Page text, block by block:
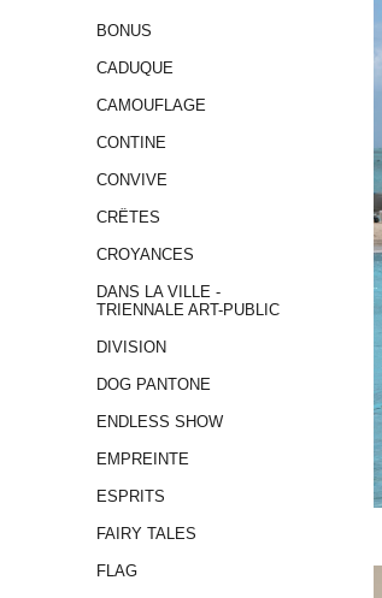
BONUS
CADUQUE
CAMOUFLAGE
CONTINE
CONVIVE
CRÊTES
CROYANCES
DANS LA VILLE -
TRIENNALE ART-PUBLIC
DIVISION
DOG PANTONE
ENDLESS SHOW
EMPREINTE
ESPRITS
FAIRY TALES
FLAG